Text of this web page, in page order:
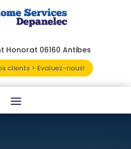
Honorat 06160 Antibes
clients > Evaluez-nous!